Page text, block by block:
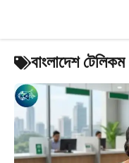
Menu
বাংলাদেশ টেলিকম